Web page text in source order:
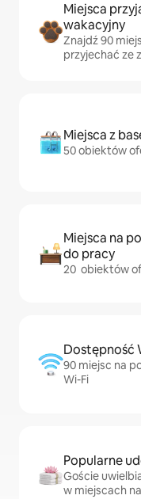
Miejsca
wakacyjny
Znajdź 90
przyjechać ze
Miejsca z
50 obiektów
Miejsca na
do pracy
20 obiektów
Dostępność
90 miejsc na
Wi-Fi
Popularne
Goście
w miejscach